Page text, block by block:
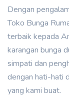
Dengan
Toko Bunga
terbaik kepada
karangan bunga
simpati dan
dengan hati-hati
yang kami buat.